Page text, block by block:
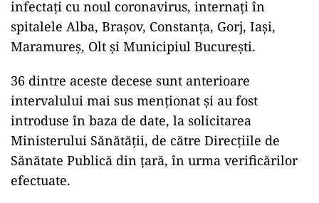
infectați cu noul coronavirus, internați în
spitalele Alba, Brașov, Constanța, Gorj, Iași,
Maramureș, Olt și Municipiul București.
36 dintre aceste decese sunt anterioare
intervalului mai sus menționat și au fost
introduse în baza de date, la solicitarea
Ministerului Sănătății, de către Direcțiile de
Sănătate Publică din țară, în urma verificărilor
efectuate.